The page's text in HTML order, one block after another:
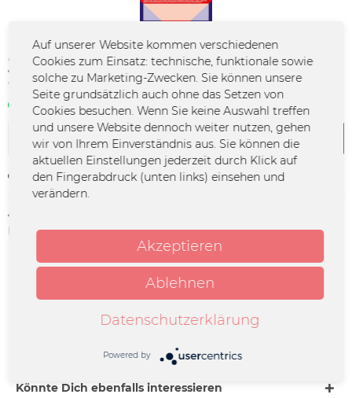
38,40 € *
*inkl. MwSt.zzgl. Versandkosten
Sofort verfügbar | 3 - 4 Werktage
In den Warenkorb
Merken
Artikel-Nr.:
Herstellerinfo:
Merchcowboy GmbH & Co. KG
Friedrich-Ebert-Straße 7 | 48153
Münster |
Ort: Nürnberg Venue: Z-Bau (Saal)...
Könnte Dich ebenfalls interessieren
Auf unserer Website kommen verschiedenen
Cookies zum Einsatz: technische, funktionale sowie
solche zu Marketing-Zwecken. Sie können unsere
Seite grundsätzlich auch ohne das Setzen von
Cookies besuchen. Wenn Sie keine Auswahl treffen
und unsere Website dennoch weiter nutzen, gehen
wir von Ihrem Einverständnis aus. Sie können die
aktuellen Einstellungen jederzeit durch Klick auf
den Fingerabdruck (unten links) einsehen und
verändern.
Akzeptieren
Ablehnen
Datenschutzerklärung
Powered by